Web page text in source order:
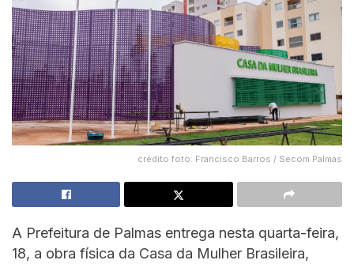
crédito foto: Francisco Barros / Secom Palmas
A Prefeitura de Palmas entrega nesta quarta-feira,
18, a obra física da Casa da Mulher Brasileira,